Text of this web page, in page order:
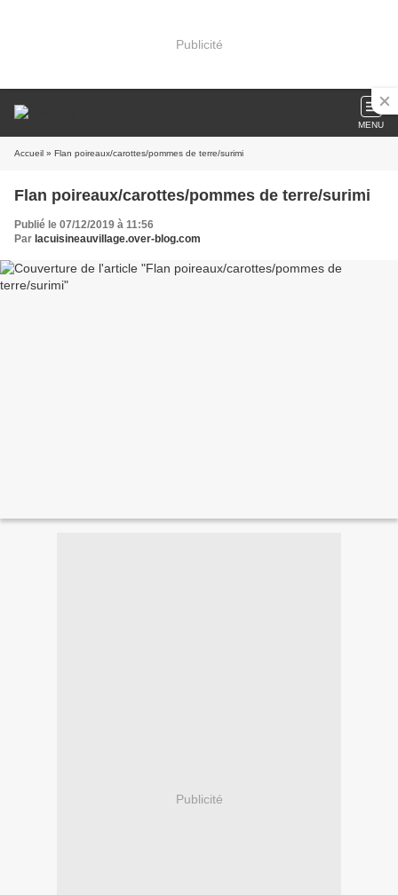
Publicité
MENU
Accueil » Flan poireaux/carottes/pommes de terre/surimi
Flan poireaux/carottes/pommes de terre/surimi
Publié le 07/12/2019 à 11:56
Par lacuisineauvillage.over-blog.com
Publicité